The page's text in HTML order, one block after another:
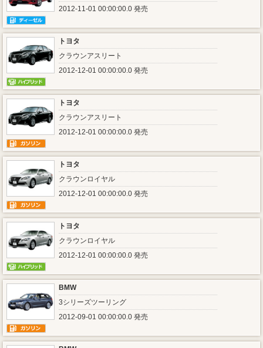
2012-11-01 00:00:00.0 発売
トヨタ
クラウンアスリート
2012-12-01 00:00:00.0 発売
トヨタ
クラウンアスリート
2012-12-01 00:00:00.0 発売
トヨタ
クラウンロイヤル
2012-12-01 00:00:00.0 発売
トヨタ
クラウンロイヤル
2012-12-01 00:00:00.0 発売
BMW
3シリーズツーリング
2012-09-01 00:00:00.0 発売